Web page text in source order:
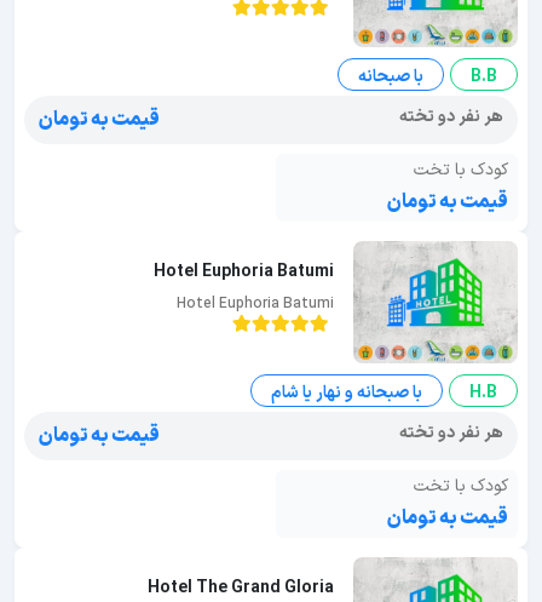
B.B
با صبحانه
هر نفر دو تخته
قیمت به تومان
کودک با تخت
قیمت به تومان
Hotel Euphoria Batumi
Hotel Euphoria Batumi
H.B
با صبحانه و نهار یا شام
هر نفر دو تخته
قیمت به تومان
کودک با تخت
قیمت به تومان
Hotel The Grand Gloria